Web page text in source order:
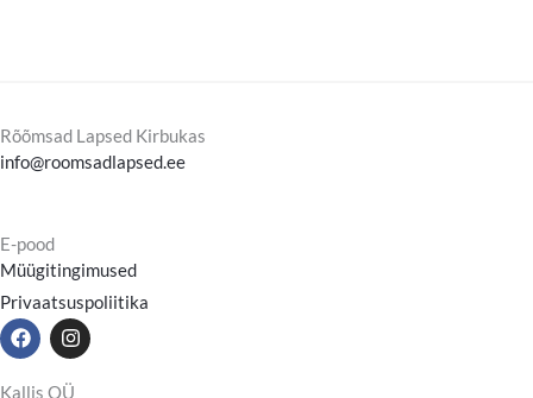
Rõõmsad Lapsed Kirbukas
info@roomsadlapsed.ee
E-pood
Müügitingimused
Privaatsuspoliitika
F
a
e
I
n
t
Kallis OÜ